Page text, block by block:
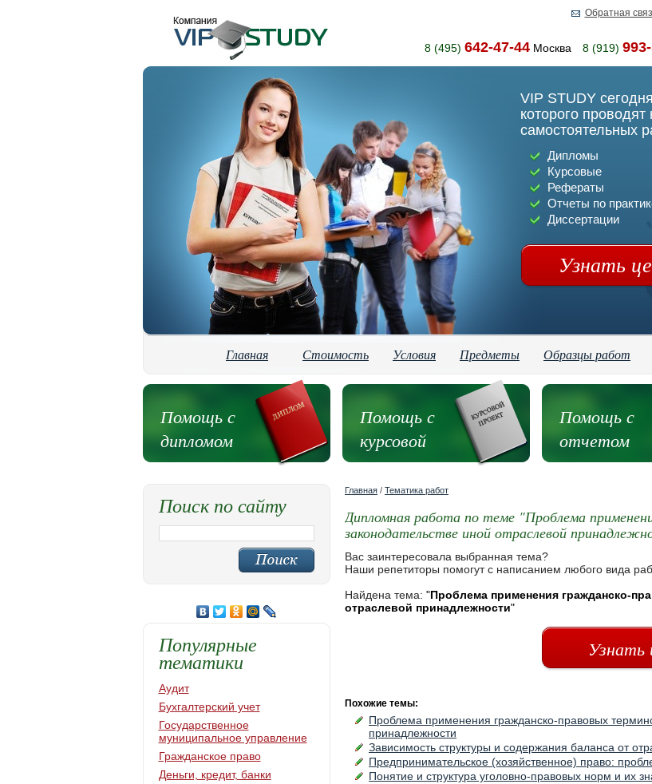
Обратная
8 (495) 642-47-44Москва 8 (919)
VIP STUDY
которого
самостоятельных
Дипломы
Курсовые
Рефераты
Отчеты по
Диссертации
Узнать
Главная Стоимость Условия Предметы Образцы работ
Помощь с
дипломом
Помощь с
курсовой
Помощь с
отчетом
Главная / Тематика работ
Дипломная работа по теме "Проблема
законодательстве иной отраслевой
Вас заинтересовала выбранная тема?
Наши репетиторы помогут с написанием любого вида
Найдена тема: "Проблема применения гражданско-
отраслевой принадлежности"
Узнать
Похожие темы:
Проблема применения гражданско-правовых
принадлежности
Зависимость структуры и содержания баланса от
Предпринимательское (хозяйственное) право:
Понятие и структура уголовно-правовых норм и их
Поиск по сайту
Популярные
тематики
Аудит
Бухгалтерский учет
Государственное
муниципальное управление
Гражданское право
Деньги, кредит, банки